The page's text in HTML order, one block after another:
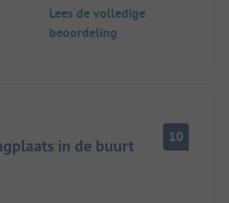
Lees de volledige
beoordeling
in de buurt
10